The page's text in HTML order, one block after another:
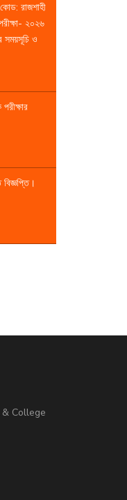
রাজশাহী
২০২৬
সময়সূচি ও
College